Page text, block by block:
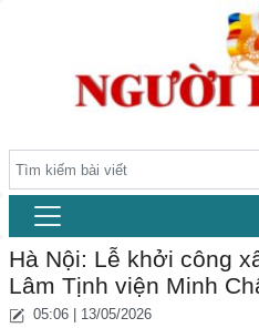
Hà Nội: Lễ khởi công
Lâm Tịnh viện Minh
05:06 | 13/05/2026